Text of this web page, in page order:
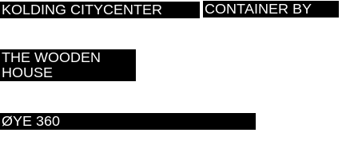
KOLDING CITYCENTER CONTAINER BY
THE WOODEN
HOUSE
ØYE 360